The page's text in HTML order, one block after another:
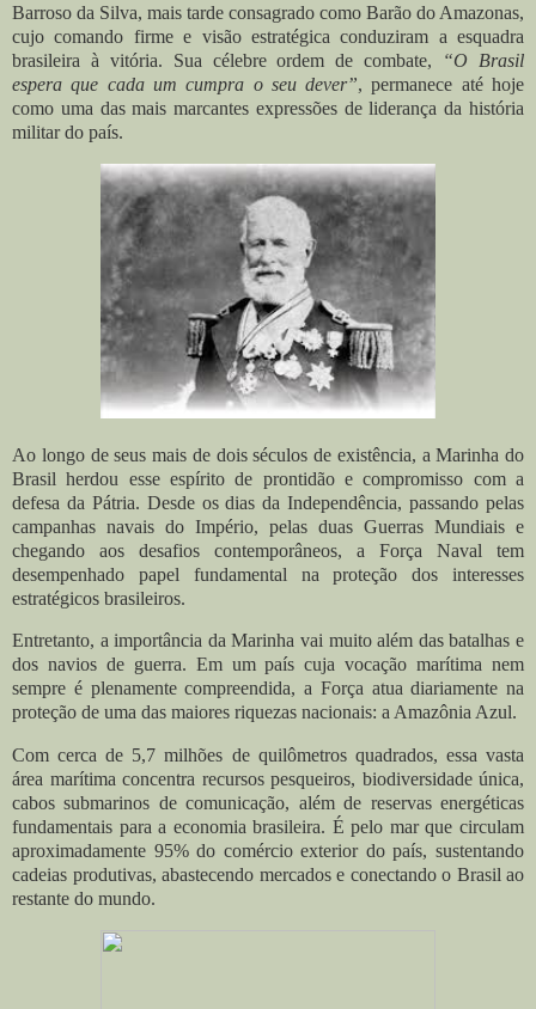
Barroso da Silva, mais tarde consagrado como Barão do Amazonas,
cujo comando firme e visão estratégica conduziram a esquadra
brasileira à vitória. Sua célebre ordem de combate,
“O Brasil
espera que cada um cumpra o seu dever”, permanece até hoje
como uma das mais marcantes expressões de liderança da história
militar do país.
Ao longo de seus mais de dois séculos de existência, a Marinha do
Brasil herdou esse espírito de prontidão e compromisso com a
defesa da Pátria. Desde os dias da Independência, passando pelas
campanhas navais do Império, pelas duas Guerras Mundiais e
chegando aos desafios contemporâneos, a Força Naval tem
desempenhado papel fundamental na proteção dos interesses
estratégicos brasileiros.
Entretanto, a importância da Marinha vai muito além das batalhas e
dos navios de guerra. Em um país cuja vocação marítima nem
sempre é plenamente compreendida, a Força atua diariamente na
proteção de uma das maiores riquezas nacionais: a Amazônia Azul.
Com cerca de 5,7 milhões de quilômetros quadrados, essa vasta
área marítima concentra recursos pesqueiros, biodiversidade única,
cabos submarinos de comunicação, além de reservas energéticas
fundamentais para a economia brasileira. É pelo mar que circulam
aproximadamente 95% do comércio exterior do país, sustentando
cadeias produtivas, abastecendo mercados e conectando o Brasil ao
restante do mundo.